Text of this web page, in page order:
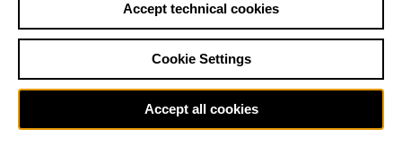
Sat29.8.
Ballet Main stage Staatsballett Berlin
12:00 Eröffnungswochenende
Accept technical cookies
Cookie Settings
Accept all cookies